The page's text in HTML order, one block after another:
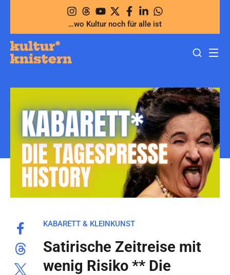
springen
…wo Kultur noch für alle ist
KABARETT & KLEINKUNST
Satirische Zeitreise mit
wenig Risiko ** Die